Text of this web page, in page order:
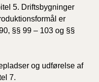
5. Driftsbygninger
er
§§ 99 – 103 og §§
og udførelse af
7.